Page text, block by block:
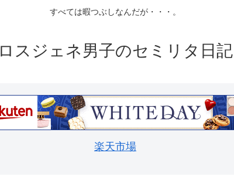
すべては暇つぶしなんだが・・・。
ロスジェネ男子のセミリタ日記
楽天市場